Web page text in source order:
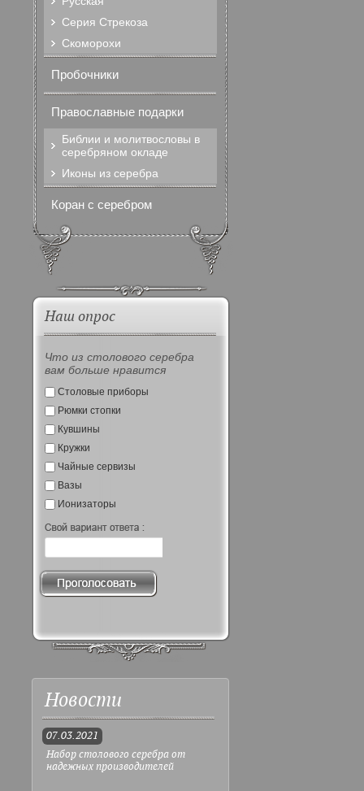
Серия Стрекоза
Скоморохи
Пробочники
Православные подарки
Библии и молитвословы в
серебряном окладе
Иконы из серебра
Коран с серебром
Наш опрос
Что из столового серебра
вам больше нравится
Столовые приборы
Рюмки стопки
Кувшины
Кружки
Чайные сервизы
Вазы
Ионизаторы
Новости
07.03.2021
Набор столового серебра от
надежных производителей